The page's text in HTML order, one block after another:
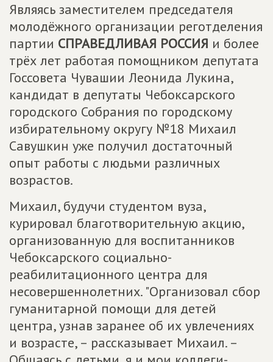
Являясь заместителем председателя
молодёжного организации реготделения
партии СПРАВЕДЛИВАЯ РОССИЯ и более
трёх лет работая помощником депутата
Госсовета Чувашии Леонида Лукина,
кандидат в депутаты Чебоксарского
городского Собрания по городскому
избирательному округу №18 Михаил
Савушкин уже получил достаточный
опыт работы с людьми различных
возрастов.
Михаил, будучи студентом вуза,
курировал благотворительную акцию,
организованную для воспитанников
Чебоксарского социально-
реабилитационного центра для
несовершеннолетних. "Организовал сбор
гуманитарной помощи для детей
центра, узнав заранее об их увлечениях
и возрасте, – рассказывает Михаил. –